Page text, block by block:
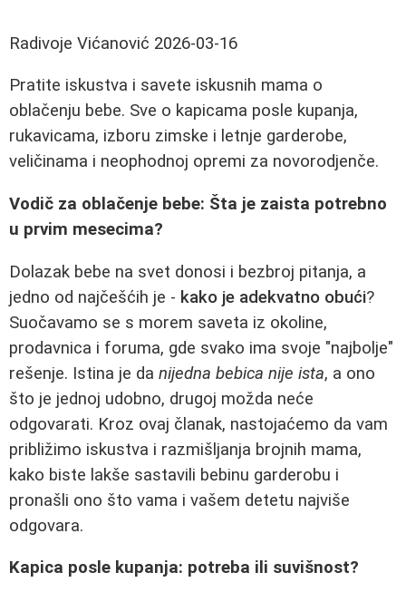
Radivoje Vićanović 2026-03-16
Pratite iskustva i savete iskusnih mama o
oblačenju bebe. Sve o kapicama posle kupanja,
rukavicama, izboru zimske i letnje garderobe,
veličinama i neophodnoj opremi za novorodjenče.
Vodič za oblačenje bebe: Šta je zaista potrebno
u prvim mesecima?
Dolazak bebe na svet donosi i bezbroj pitanja, a
jedno od najčešćih je - kako je adekvatno obući?
Suočavamo se s morem saveta iz okoline,
prodavnica i foruma, gde svako ima svoje "najbolje"
rešenje. Istina je da nijedna bebica nije ista, a ono
što je jednoj udobno, drugoj možda neće
odgovarati. Kroz ovaj članak, nastojaćemo da vam
približimo iskustva i razmišljanja brojnih mama,
kako biste lakše sastavili bebinu garderobu i
pronašli ono što vama i vašem detetu najviše
odgovara.
Kapica posle kupanja: potreba ili suvišnost?